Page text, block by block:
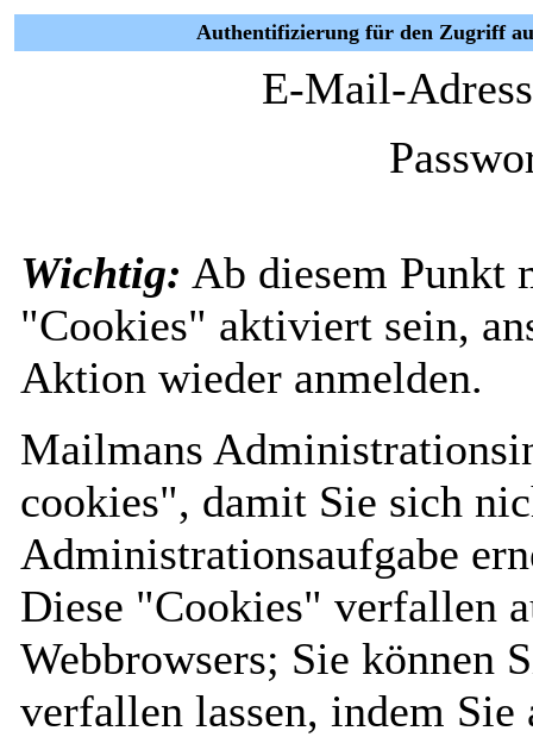
Authentifizierung für den Zugriff
E-Mail-
Wichtig: Ab diesem Punkt
"Cookies" aktiviert sein,
Aktion wieder anmelden.
Mailmans
cookies", damit Sie sich
Administrationsaufgabe
Diese "Cookies" verfallen
Webbrowsers; Sie können
verfallen lassen, indem